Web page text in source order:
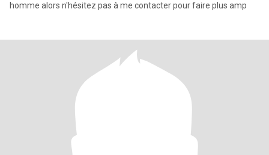
homme alors n'hésitez pas à me contacter pour faire plus amp